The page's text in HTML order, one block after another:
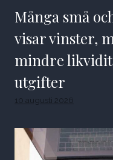
Många små
visar vinster,
mindre
utgifter
10 augusti 2026